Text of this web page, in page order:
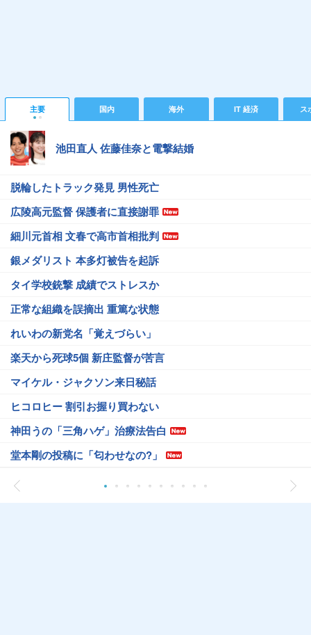
主要 国内 海外 IT 経済 ス
池田直人 佐藤佳奈と電撃結婚
脱輪したトラック発見 男性死亡
広陵高元監督 保護者に直接謝罪
細川元首相 文春で高市首相批判
銀メダリスト 本多灯被告を起訴
タイ学校銃撃 成績でストレスか
正常な組織を誤摘出 重篤な状態
れいわの新党名「覚えづらい」
楽天から死球5個 新庄監督が苦言
マイケル・ジャクソン来日秘話
ヒコロヒー 割引お握り買わない
神田うの「三角ハゲ」治療法告白
堂本剛の投稿に「匂わせなの?」